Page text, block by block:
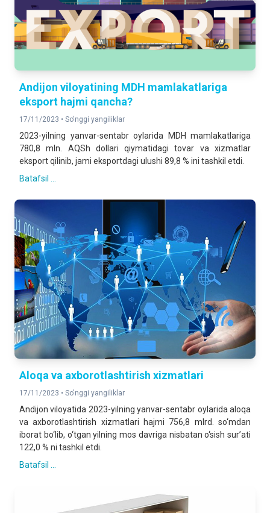
Andijon viloyatining MDH mamlakatlariga
eksport hajmi qancha?
17/11/2023 • So'nggi yangiliklar
2023-yilning yanvar-sentabr oylarida MDH mamlakatlariga
780,8 mln. AQSh dollari qiymatidagi tovar va xizmatlar
eksport qilinib, jami eksportdagi ulushi 89,8 % ini tashkil etdi.
Batafsil ...
Aloqa va axborotlashtirish xizmatlari
17/11/2023 • So'nggi yangiliklar
Andijon viloyatida 2023-yilning yanvar-sentabr oylarida aloqa
va axborotlashtirish xizmatlari hajmi 756,8 mlrd. so‘mdan
iborat bo‘lib, o‘tgan yilning mos davriga nisbatan o‘sish sur’ati
122,0 % ni tashkil etdi.
Batafsil ...